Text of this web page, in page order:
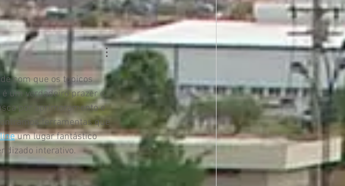
com que os tópicos
um verdadeiro prazer e
por aprimoramento e
ferramentas que
um lugar fantástico
interativo.